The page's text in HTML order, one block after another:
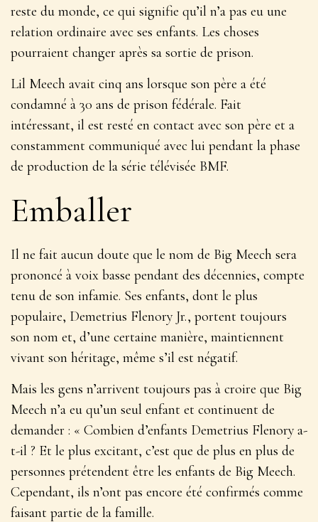
reste du monde, ce qui signifie qu’il n’a pas eu une
relation ordinaire avec ses enfants. Les choses
pourraient changer après sa sortie de prison.
Lil Meech avait cinq ans lorsque son père a été
condamné à 30 ans de prison fédérale. Fait
intéressant, il est resté en contact avec son père et a
constamment communiqué avec lui pendant la phase
de production de la série télévisée BMF.
Emballer
Il ne fait aucun doute que le nom de Big Meech sera
prononcé à voix basse pendant des décennies, compte
tenu de son infamie. Ses enfants, dont le plus
populaire, Demetrius Flenory Jr., portent toujours
son nom et, d’une certaine manière, maintiennent
vivant son héritage, même s’il est négatif.
Mais les gens n’arrivent toujours pas à croire que Big
Meech n’a eu qu’un seul enfant et continuent de
demander : « Combien d’enfants Demetrius Flenory a-
t-il ? Et le plus excitant, c’est que de plus en plus de
personnes prétendent être les enfants de Big Meech.
Cependant, ils n’ont pas encore été confirmés comme
faisant partie de la famille.